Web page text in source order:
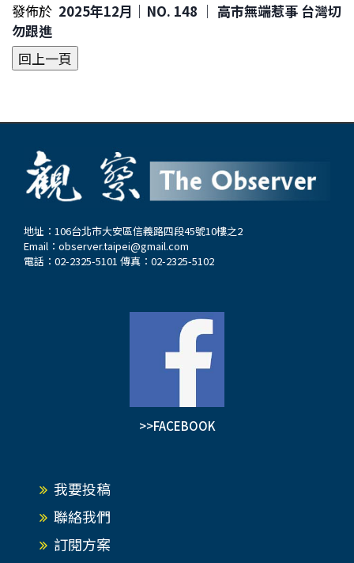
發佈於 2025年12月｜NO. 148 │ 高市無端惹事 台灣切
勿跟進
地址：106台北市大安區信義路四段45號10樓之2
Email： observer.taipei@gmail.com
電話：02-2325-5101 傳真：02-2325-5102
>>FACEBOOK
我要投稿
聯絡我們
訂閱方案